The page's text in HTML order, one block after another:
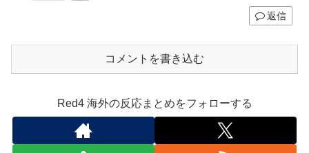
返信
コメントを書き込む
Red4 海外の反応まとめをフォローする